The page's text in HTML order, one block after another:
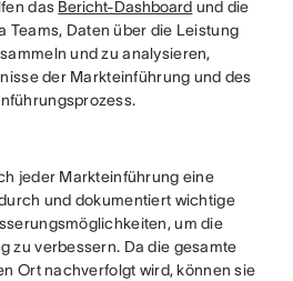
das Bericht-Dashboard und die
Teams, Daten über die Leistung
und zu analysieren,
der Markteinführung und des
jeder Markteinführung eine
und dokumentiert wichtige
um die
zu verbessern. Da die gesamte
Ort nachverfolgt wird, können sie